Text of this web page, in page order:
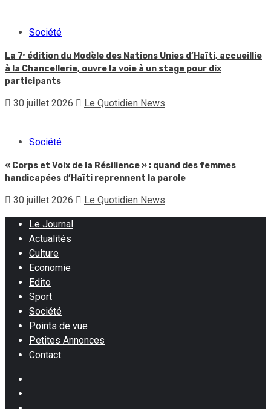
Société
La 7ᵉ édition du Modèle des Nations Unies d’Haïti, accueillie
à la Chancellerie, ouvre la voie à un stage pour dix
participants
30 juillet 2026 Le Quotidien News
Société
« Corps et Voix de la Résilience » : quand des femmes
handicapées d’Haïti reprennent la parole
30 juillet 2026 Le Quotidien News
Le Journal
Actualités
Culture
Economie
Edito
Sport
Société
Points de vue
Petites Annonces
Contact